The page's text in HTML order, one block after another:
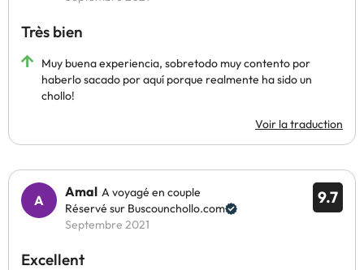
Très bien
Muy buena experiencia, sobretodo muy contento por
haberlo sacado por aquí porque realmente ha sido un
chollo!
Voir la traduction
9.7
Amal A voyagé en couple
Réservé sur Buscounchollo.com
Septembre 2021
Excellent